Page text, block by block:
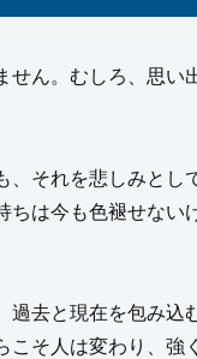
せん。むしろ、思
それを悲しみとし
は今も色褪せない
去と現在を包み込
そ人は変わり、強